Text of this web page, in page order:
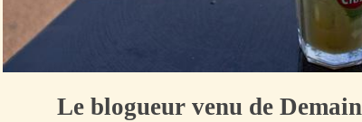
Le blogueur venu de